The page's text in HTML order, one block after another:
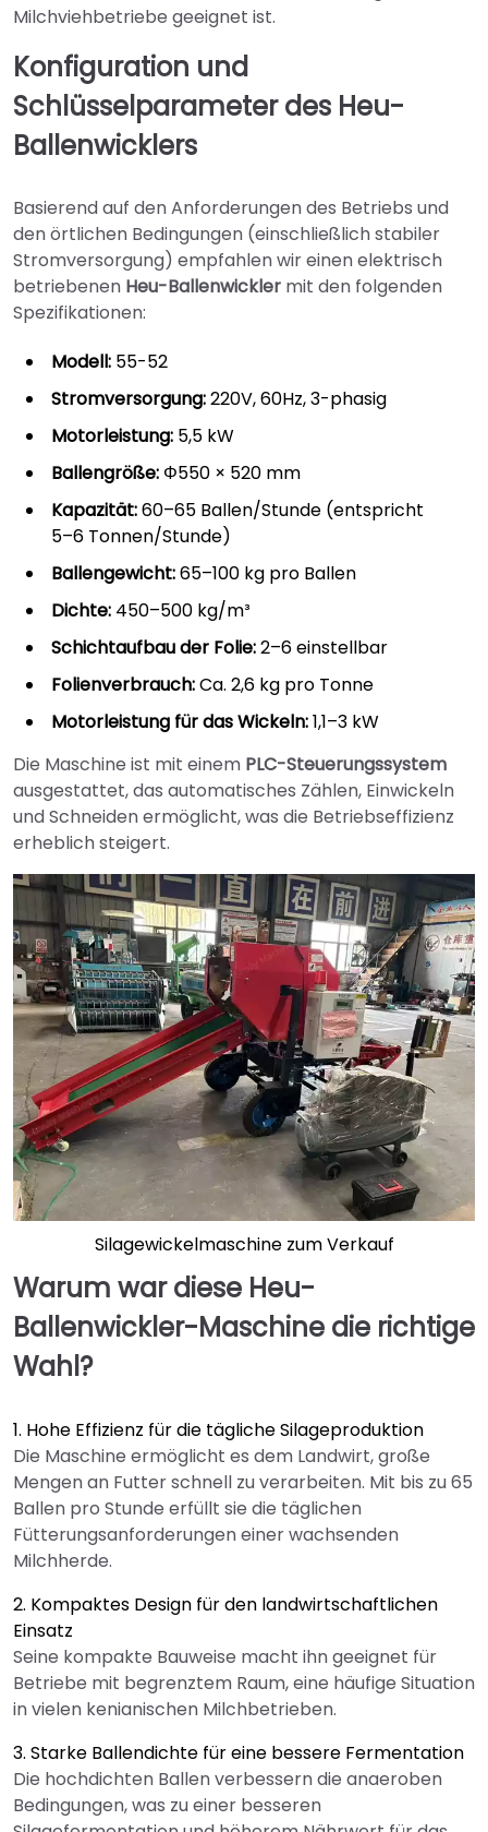
Milchviehbetriebe geeignet ist.
Konfiguration und
Schlüsselparameter des Heu-
Ballenwicklers
Basierend auf den Anforderungen des Betriebs und
den örtlichen Bedingungen (einschließlich stabiler
Stromversorgung) empfahlen wir einen elektrisch
betriebenen Heu-Ballenwickler mit den folgenden
Spezifikationen:
Modell: 55-52
Stromversorgung:220V, 60Hz, 3-phasig
Motorleistung: 5,5 kW
Ballengröße: Φ550 × 520 mm
Kapazität:60–65 Ballen/Stunde (entspricht
5–6 Tonnen/Stunde)
Ballengewicht:65–100 kg pro Ballen
Dichte: 450–500 kg/m³
Schichtaufbau der Folie:2–6 einstellbar
Folienverbrauch:Ca. 2,6 kg pro Tonne
Motorleistung für das Wickeln:1,1–3 kW
Die Maschine ist mit einem PLC-Steuerungssystem
ausgestattet, das automatisches Zählen, Einwickeln
und Schneiden ermöglicht, was die Betriebseffizienz
erheblich steigert.
Silagewickelmaschine zum Verkauf
Warum war diese Heu-
Ballenwickler-Maschine die richtige
Wahl?
1. Hohe Effizienz für die tägliche Silageproduktion
Die Maschine ermöglicht es dem Landwirt, große
Mengen an Futter schnell zu verarbeiten. Mit bis zu 65
Ballen pro Stunde erfüllt sie die täglichen
Fütterungsanforderungen einer wachsenden
Milchherde.
2. Kompaktes Design für den landwirtschaftlichen
Einsatz
Seine kompakte Bauweise macht ihn geeignet für
Betriebe mit begrenztem Raum, eine häufige Situation
in vielen kenianischen Milchbetrieben.
3. Starke Ballendichte für eine bessere Fermentation
Die hochdichten Ballen verbessern die anaeroben
Bedingungen, was zu einer besseren